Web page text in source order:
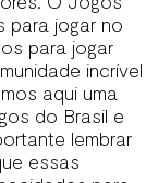
para jogar no
para jogar
incrível
aqui uma
do Brasil e
lembrar
essas